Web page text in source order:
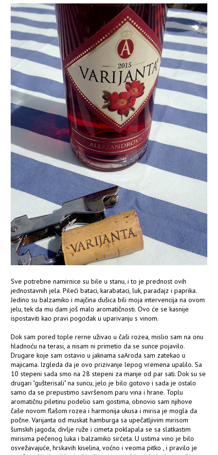
Sve potrebne namirnice su bile u stanu, i to je prednost ovih
jednostavnih jela. Pileći bataci, karabataci, luk, paradajz i paprika.
Jedino su balzamiko i majčina dušica bili moja intervencija na ovom
jelu, tek da mu dam još malo aromatičnosti. Ovo će se kasnije
ispostaviti kao pravi pogodak u uparivanju s vinom.
Dok sam pored tople rerne uživao u čaši rozea, mislio sam na onu
hladnoću na terasi, a nisam ni primetio da se sunce pojavilo.
Drugare koje sam ostavio u jaknama saAroda sam zatekao u
majicama. Izgleda da je ovo prizivanje lepog vremena upalilo. Sa
10 stepeni sada smo na 28 stepeni za manje od par sati. Dok su se
drugari "gušterisali" na suncu, jelo je bilo gotovo i sada je ostalo
samo da se prepustimo savršenom paru vina i hrane. Toplu
aromatičnu piletinu podelio sam gostima, obnovio sam njihove
čaše novom flašom rozea i harmonija ukusa i mirisa je mogla da
počne. Varijanta od muskat hamburga sa upečatljivim mirisom
šumskih jagoda, divlje ruže i cimeta poklapala se sa slatkastim
mirisima pečenog luka i balzamiko sirćeta. U ustima vino je bilo
osvežavajuće, hrskavih kiselina, voćno i veoma pitko , i pravilo je